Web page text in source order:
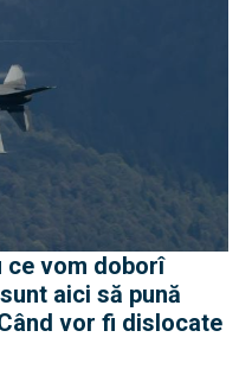
ce vom doborî
aici să pună
vor fi dislocate